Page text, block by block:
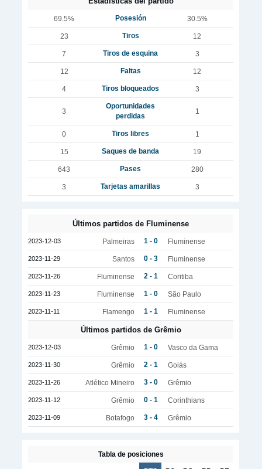
69.5% Posesión 30.5%
23 Tiros 12
7 Tiros de esquina 3
12 Faltas 12
4 Tiros bloqueados 3
3
Oportunidades
perdidas
1
0 Tiros libres 1
15 Saques de banda 19
643 Pases 280
3 Tarjetas amarillas 3
Últimos partidos de Fluminense
2023-12-03 Palmeiras 1 - 0 Fluminense
2023-11-29 Santos 0 - 3 Fluminense
2023-11-26 Fluminense 2 - 1 Coritiba
2023-11-23 Fluminense 1 - 0 São Paulo
2023-11-11 Flamengo 1 - 1 Fluminense
Últimos partidos de Grêmio
2023-12-03 Grêmio 1 - 0 Vasco da Gama
2023-11-30 Grêmio 2 - 1 Goiás
2023-11-26 Atlético Mineiro 3 - 0 Grêmio
2023-11-12 Grêmio 0 - 1 Corinthians
2023-11-09 Botafogo 3 - 4 Grêmio
Tabla de posiciones